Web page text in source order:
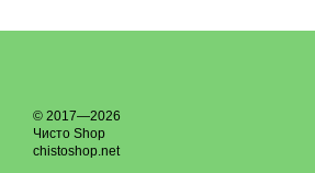
© 2017—2026
Чисто Shop
chistoshop.net